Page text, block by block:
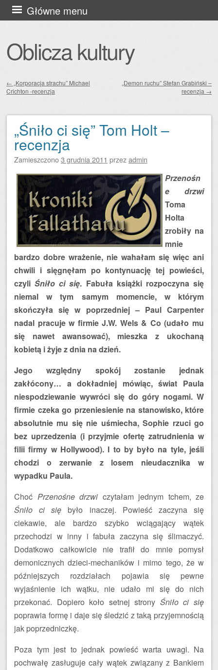
Oblicza kultury
Główne menu
Przejdź
do
Zobacz wpisy
← „Korporacja strachu” Michael
Crichton -recenzja
„Demon ruchu” Stefan Grabiński –
recenzja →
„Śniło ci się” Tom Holt –
recenzja
Zamieszczono3 grudnia 2011 przezadmin
Przenośn
e drzwi
Toma
Holta
zrobiły na
mnie
bardzo dobre wrażenie, nie wahałam się więc ani
chwili i sięgnęłam po kontynuację tej powieści,
czyliŚniło ci się. Fabuła książki rozpoczyna się
niemal w tym samym momencie, w którym
skończyła się w poprzedniej – Paul Carpenter
nadal pracuje w firmie J.W. Wels & Co (udało mu
się nawet awansować), mieszka z ukochaną
kobietą i żyje z dnia na dzień.
Jego względny spokój zostanie jednak
zakłócony… a dokładniej mówiąc, świat Paula
niespodziewanie wywróci się do góry nogami. W
firmie czeka go przeniesienie na stanowisko, które
absolutnie mu się nie uśmiecha, Sophie rzuci go
bez uprzedzenia (i przyjmie ofertę zatrudnienia w
filii firmy w Hollywood). I to by było na tyle, jeśli
chodzi o zerwanie z losem nieudacznika w
wypadku Paula.
Choć Przenośne drzwi czytałam jednym tchem, ze
Śniło ci się było inaczej. Powieść zaczyna się
ciekawie, ale bardzo szybko wciągający wątek
przechodzi w inny i fabuła zaczyna się ślimaczyć.
Dodatkowo całkowicie nie trafił do mnie pomysł
demonicznych dzieci-mechaników i mimo tego, że w
późniejszych rozdziałach pojawia się pewne
wyjaśnienie ich wątku, nie udało mi się do nich
przekonać. Dopiero koło setnej strony Śniło ci się
poprawia formę i daje się śledzić z taką przyjemnością
jak poprzedniczkę.
Poza tym jest to jednak powieść warta uwagi. Na
pochwałę zasługuje cały wątek związany z Bankiem